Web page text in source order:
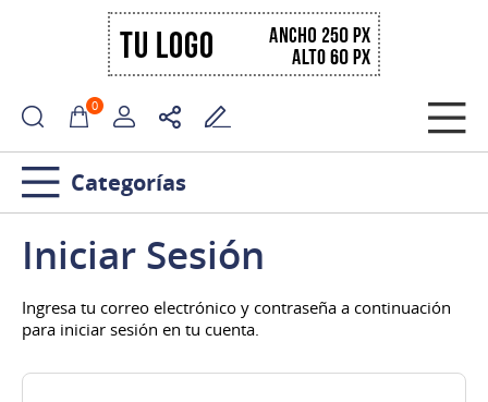
0
Iniciar Sesión
Ingresa tu correo electrónico y contraseña a continuación
para iniciar sesión en tu cuenta.
Categorías